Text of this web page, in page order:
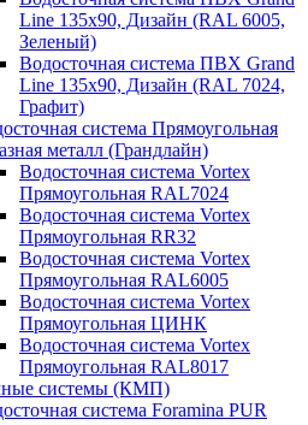
Line 135х90, Дизайн (RAL 6005,
Зеленый)
Водосточная система ПВХ Grand
Line 135х90, Дизайн (RAL 7024,
Графит)
система Прямоугольная
металл (Грандлайн)
Водосточная система Vortex
Прямоугольная RAL7024
Водосточная система Vortex
Прямоугольная RR32
Водосточная система Vortex
Прямоугольная RAL6005
Водосточная система Vortex
Прямоугольная ЦИНК
Водосточная система Vortex
Прямоугольная RAL8017
системы (КМП)
система Foramina PUR